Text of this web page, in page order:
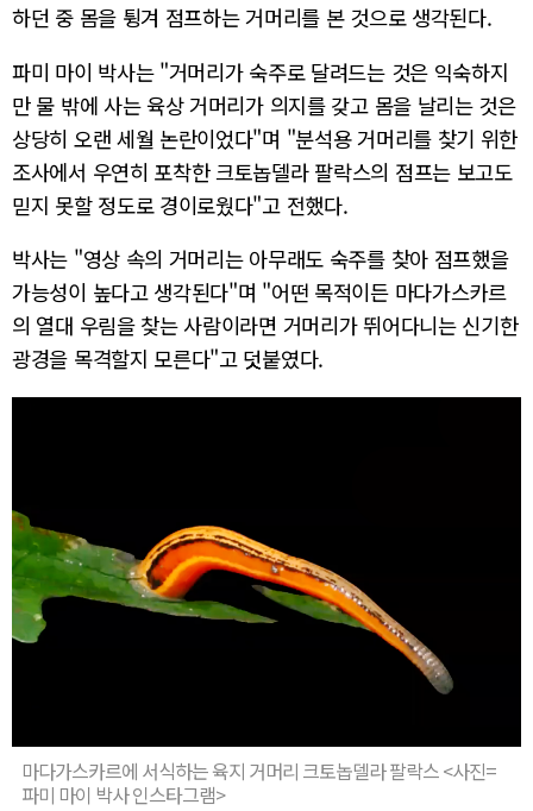
하던 중 몸을 튕겨 점프하는 거머리를 본 것으로 생각된다.
파미 마이 박사는 "거머리가 숙주로 달려드는 것은 익숙하지
만 물 밖에 사는 육상 거머리가 의지를 갖고 몸을 날리는 것은
상당히 오랜 세월 논란이었다"며 "분석용 거머리를 찾기 위한
조사에서 우연히 포착한 크토놉델라 팔락스의 점프는 보고도
믿지 못할 정도로 경이로웠다"고 전했다.
박사는 "영상 속의 거머리는 아무래도 숙주를 찾아 점프했을
가능성이 높다고 생각된다"며 "어떤 목적이든 마다가스카르
의 열대 우림을 찾는 사람이라면 거머리가 뛰어다니는 신기한
광경을 목격할지 모른다"고 덧붙였다.
마다가스카르에 서식하는 육지 거머리 크토놉델라 팔락스 <사진=
파미 마이 박사 인스타그램>